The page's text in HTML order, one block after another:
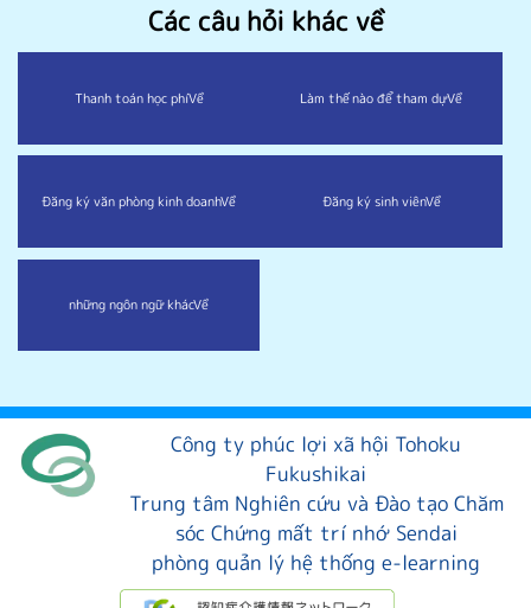
Các câu hỏi khác về
Thanh toán học phíVề Làm thế nào để tham dựVề
Đăng ký văn phòng kinh doanhVề Đăng ký sinh viênVề
những ngôn ngữ khácVề
Công ty phúc lợi xã hội Tohoku
Fukushikai
Trung tâm Nghiên cứu và Đào tạo Chăm
sóc Chứng mất trí nhớ Sendai
phòng quản lý hệ thống e-learning